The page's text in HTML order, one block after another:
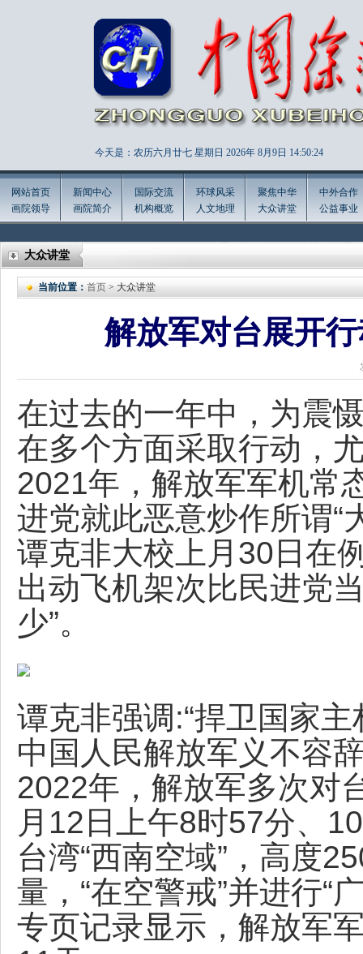
今天是：农历六月廿七 星期日 2026年 8月9日 14:50:26
网站首页
画院领导
新闻中心
画院简介
国际交流
机构概览
环球风采
人文地理
聚焦中华
大众讲堂
中外合作
公益事业
大众讲堂
当前位置： 首页 > 大众讲堂
解放军对台展开
在过去的一年中，为震
在多个方面采取行动，
2021年，解放军军机常
进党就此恶意炒作所谓“
谭克非大校上月30日在
出动飞机架次比民进党
少”。
谭克非强调:“捍卫国家主
中国人民解放军义不容
2022年，解放军多次对
月12日上午8时57分、
台湾“西南空域”，高度
量，“在空警戒”并进行“
专页记录显示，解放军